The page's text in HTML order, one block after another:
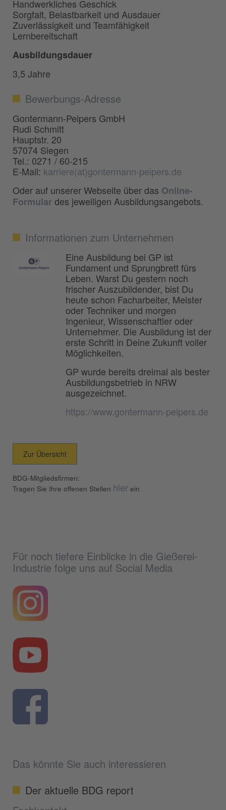
Handwerkliches Geschick
Sorgfalt, Belastbarkeit und Ausdauer
Zuverlässigkeit und Teamfähigkeit
Lernbereitschaft
Ausbildungsdauer
3,5 Jahre
Bewerbungs-Adresse
Gontermann-Peipers GmbH
Rudi Schmitt
Hauptstr. 20
57074 Siegen
Tel.: 0271 / 60-215
E-Mail: karriere(at)gontermann-peipers.de
Oder auf unserer Webseite über das Online-
Formulardes jeweiligen Ausbildungsangebots.
Informationen zum Unternehmen
Eine Ausbildung bei GP ist
Fundament und Sprungbrett fürs
Leben. Warst Du gestern noch
frischer Auszubildender, bist Du
heute schon Facharbeiter, Meister
oder Techniker und morgen
Ingenieur, Wissenschaftler oder
Unternehmer. Die Ausbildung ist der
erste Schritt in Deine Zukunft voller
Möglichkeiten.
GP wurde bereits dreimal als bester
Ausbildungsbetrieb in NRW
ausgezeichnet.
https://www.gontermann-peipers.de
Zur Übersicht
BDG-Mitgliedsfirmen:
Tragen Sie Ihre offenen Stellen hier ein
Für noch tiefere Einblicke in die Gießerei-
Industrie folge uns auf Social Media
Das könnte Sie auch interessieren
Der aktuelle BDG report